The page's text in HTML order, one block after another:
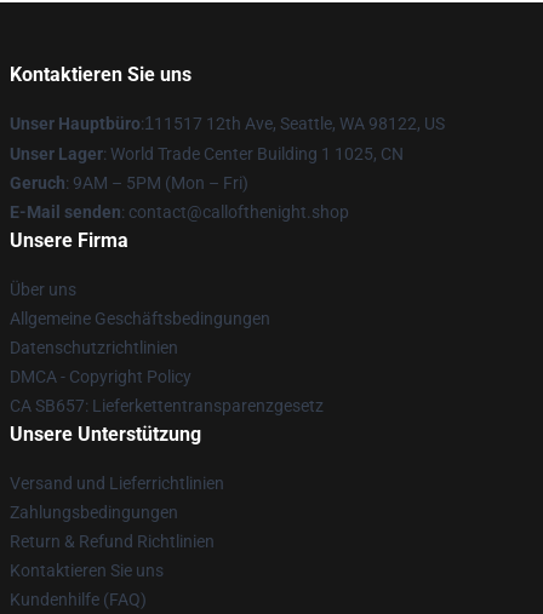
Kontaktieren Sie uns
Unser Hauptbüro:1 11517 12th Ave, Seattle, WA 98122, US
Unser Lager: World Trade Center Building 1 1025, CN
Geruch: 9AM – 5PM (Mon – Fri)
E-Mail senden: contact@callofthenight.shop
Unsere Firma
Über uns
Allgemeine Geschäftsbedingungen
Datenschutzrichtlinien
DMCA - Copyright Policy
CA SB657: Lieferkettentransparenzgesetz
Unsere Unterstützung
Versand und Lieferrichtlinien
Zahlungsbedingungen
Return & Refund Richtlinien
Kontaktieren Sie uns
Kundenhilfe (FAQ)